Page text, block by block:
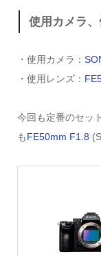
使用カメラ
・使用カメラ：
・使用レンズ：
今回も定番のセッ
もFE50mm F1.8